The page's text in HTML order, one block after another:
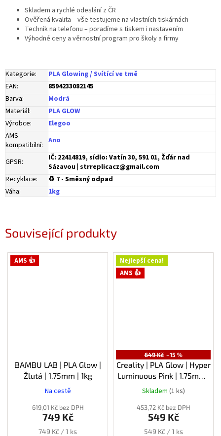
Související produkty
AMS 👍
BAMBU LAB | PLA Glow |
Žlutá | 1.75mm | 1kg
Na cestě
619,01 Kč bez DPH
749 Kč
Měrná
749 Kč / 1 ks
Nejlepší cena!
AMS 👍
649 Kč –15 %
Creality | PLA Glow | Hyper
Luminuous Pink | 1.75mm |
1kg
Skladem (1 ks)
453,72 Kč bez DPH
549 Kč
Měrná
549 Kč / 1 ks
Skladem a rychlé odeslání z ČR
Ověřená kvalita – vše testujeme na vlastních tiskárnách
Technik na telefonu – poradíme s tiskem i nastavením
Výhodné ceny a věrnostní program pro školy a firmy
Kategorie:
PLA Glowing / Svítící ve tmě
EAN:
8594233082145
Barva:
Modrá
Materiál:
PLA GLOW
Výrobce:
Elegoo
AMS
kompatibilní: Ano
GPSR:
IČ: 22414819, sídlo: Vatín 30, 591 01, Žďár nad
Sázavou | strreplicacz@gmail.com
Recyklace:
♻ 7 - Směsný odpad
Váha: 1kg